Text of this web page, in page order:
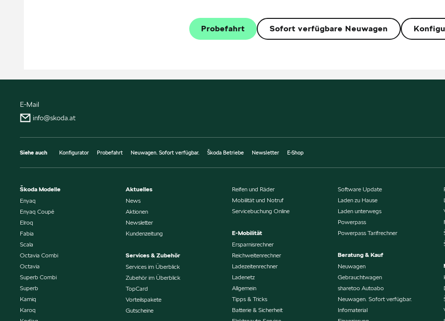
Probefahrt Sofort verfügbare Neuwagen
E-Mail
info@skoda.at
Siehe auch Konfigurator Probefahrt Neuwagen. Sofort verfügbar. Škoda Betriebe Newsletter E-Shop
Škoda Modelle
Enyaq
Enyaq Coupé
Elroq
Fabia
Scala
Octavia Combi
Octavia
Superb Combi
Superb
Kamiq
Karoq
Aktuelles
News
Aktionen
Newsletter
Kundenzeitung
Services & Zubehör
Services im Überblick
Zubehör im Überblick
TopCard
Vorteilspakete
Gutscheine
Reifen und Räder
Mobilität und Notruf
Servicebuchung Online
E-Mobilität
Ersparnisrechner
Reichweitenrechner
Ladezeitenrechner
Ladenetz
Allgemein
Tipps & Tricks
Batterie & Sicherheit
Software Update
Laden zu Hause
Laden unterwegs
Powerpass
Powerpass Tarifrechner
Beratung & Kauf
Neuwagen
Gebrauchtwagen
sharetoo Autoabo
Neuwagen. Sofort verfügbar.
Infomaterial